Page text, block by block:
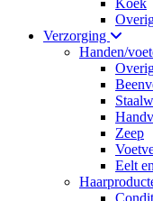
Koek
Verzorging
Handen/
Zeep
Eelt